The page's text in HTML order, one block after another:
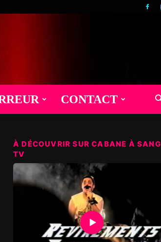
CONTACT
À DÉCOUVRIR SUR CABANE À SANG
TV
▶